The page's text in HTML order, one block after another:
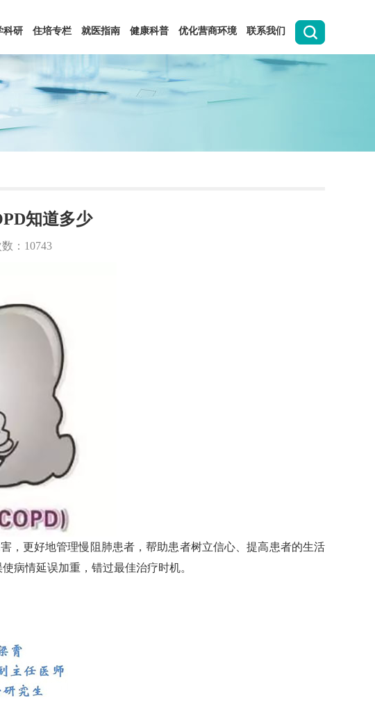
科研 住培专栏 就医指南 健康科普 优化营商环境 联系我们
知道多少
：10743
更好地管理慢阻肺患者，帮助患者树立信心、提高患者的生活
病情延误加重，错过最佳治疗时机。